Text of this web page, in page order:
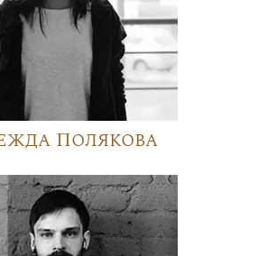
Полякова